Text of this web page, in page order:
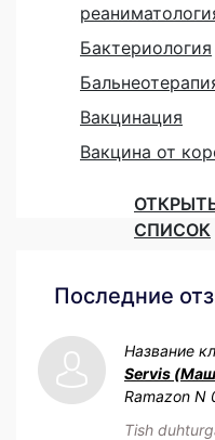
Бактериология
Вакцинация
Вакцина от
СПИСОК
Последние
Название
Servis
Ramazon N
Tish